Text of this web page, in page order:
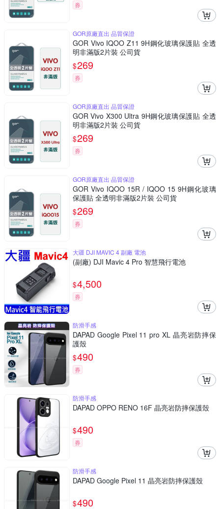
券
GOR原廠直出 品質保證
GOR Vivo IQOO Z11 9H鋼化玻璃保護貼 全透
明非滿版2片裝 公司貨
$269
券
GOR原廠直出 品質保證
GOR Vivo X300 Ultra 9H鋼化玻璃保護貼 全透
明非滿版2片裝 公司貨
$269
券
GOR原廠直出 品質保證
GOR Vivo IQOO 15R / IQOO 15 9H鋼化玻璃
保護貼 全透明非滿版2片裝 公司貨
$269
券
大疆 DJI MAVIC 4 副廠 電池
(副廠) DJI Mavic 4 Pro 智慧飛行電池
$4,500
券
防滑手感
DAPAD Google Pixel 11 pro XL 晶亮岩防摔保
護殼
$490
券
防滑手感
DAPAD OPPO RENO 16F 晶亮岩防摔保護殼
$490
券
防滑手感
DAPAD Google Pixel 11 晶亮岩防摔保護殼
$490